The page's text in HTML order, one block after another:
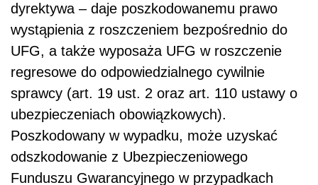
dyrektywa – daje poszkodowanemu prawo
wystąpienia z roszczeniem bezpośrednio do
UFG, a także wyposaża UFG w roszczenie
regresowe do odpowiedzialnego cywilnie
sprawcy (art. 19 ust. 2 oraz art. 110 ustawy o
ubezpieczeniach obowiązkowych).
Poszkodowany w wypadku, może uzyskać
odszkodowanie z Ubezpieczeniowego
Funduszu Gwarancyjnego w przypadkach